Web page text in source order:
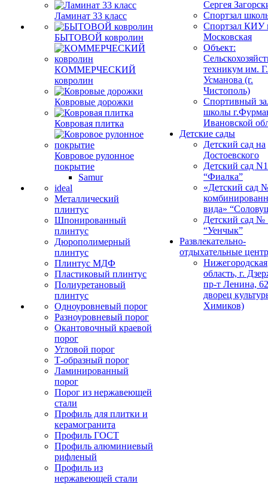
Ламинат 33 класс
БЫТОВОЙ ковролин
КОММЕРЧЕСКИЙ
ковролин
Ковровые дорожки
Ковровая плитка
Ковровое рулонное
покрытие
Samur
ideal
Металлический
плинтус
Шпонированный
плинтус
Дюрополимерный
плинтус
Плинтус МДФ
Пластиковый плинтус
Полиуретановый
плинтус
Одноуровневый порог
Разноуровневый порог
Окантовочный краевой
порог
Угловой порог
Т-образный порог
Ламинированный
порог
Порог из нержавеющей
стали
Профиль для плитки и
керамогранита
Профиль ГОСТ
Профиль алюминиевый
рифленый
Профиль из
нержавеющей стали
Сергея
Спортзал
Спортзал КИУ
Московская
Объект:
техникум им.
Усманова (г.
Чистополь)
Спортивный
школы
Ивановской
Детские сады
Детский сад на
Достоевского
Детский сад
“Фиалка”
«Детский сад
вида»
Детский сад №
“Уенчык”
Развлекательно-
отдыхательные
Нижегородская
область, г.
пр-т Ленина,
дворец
Химиков)